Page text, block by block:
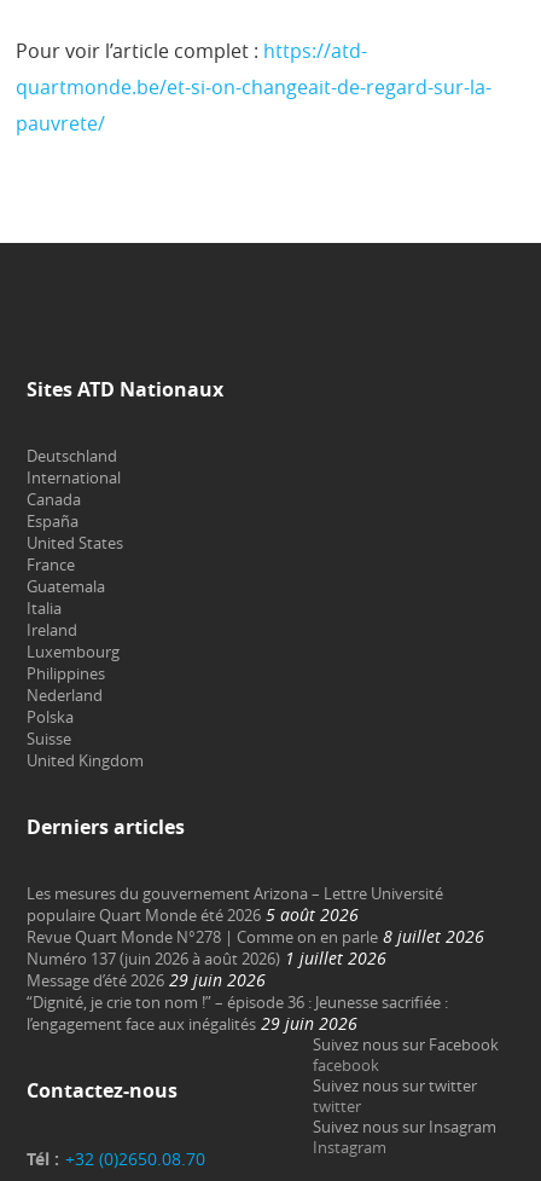
Pour voir l’article complet : https://atd-
quartmonde.be/et-si-on-changeait-de-regard-sur-la-
pauvrete/
Sites ATD Nationaux
Deutschland
International
Canada
España
United States
France
Guatemala
Italia
Ireland
Luxembourg
Philippines
Nederland
Polska
Suisse
United Kingdom
Derniers articles
Les mesures du gouvernement Arizona – Lettre Université
populaire Quart Monde été 2026 5 août 2026
Revue Quart Monde N°278 | Comme on en parle 8 juillet 2026
Numéro 137 (juin 2026 à août 2026) 1 juillet 2026
Message d’été 2026 29 juin 2026
“Dignité, je crie ton nom !” – épisode 36 : Jeunesse sacrifiée :
l’engagement face aux inégalités 29 juin 2026
Contactez-nous
Tél : +32 (0)2650.08.70
Suivez nous sur Facebook
facebook
Suivez nous sur twitter
twitter
Suivez nous sur Insagram
Instagram